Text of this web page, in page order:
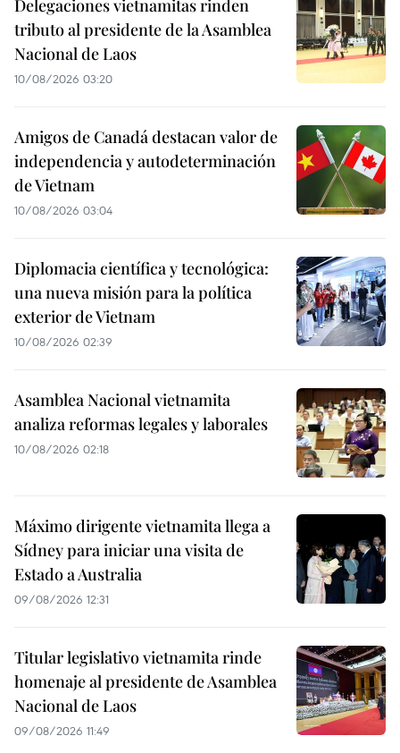
Delegaciones vietnamitas rinden
tributo al presidente de la Asamblea
Nacional de Laos
10/08/2026 03:20
Amigos de Canadá destacan valor de
independencia y autodeterminación
de Vietnam
10/08/2026 03:04
Diplomacia científica y tecnológica:
una nueva misión para la política
exterior de Vietnam
10/08/2026 02:39
Asamblea Nacional vietnamita
analiza reformas legales y laborales
10/08/2026 02:18
Máximo dirigente vietnamita llega a
Sídney para iniciar una visita de
Estado a Australia
09/08/2026 12:31
Titular legislativo vietnamita rinde
homenaje al presidente de Asamblea
Nacional de Laos
09/08/2026 11:49